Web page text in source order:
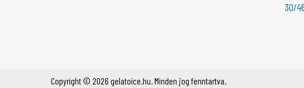
30/
Copyright © 2026 gelatoice.hu. Minden jog fenntartva.